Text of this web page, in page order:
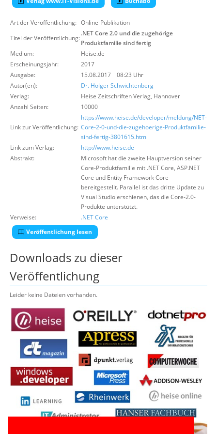
Über uns
Suche
Art der Veröffentlichung: Online-Publikation
Titel der Veröffentlichung:
.NET Core 2.0 und die zugehörige
Produktfamilie sind fertig
Medium:
Heise.de
Erscheinungsjahr:
2017
Ausgabe:
15.08.2017 08:23 Uhr
Autor(en):
Dr. Holger Schwichtenberg
Verlag:
Heise Zeitschriften Verlag, Hannover
Anzahl Seiten:
10000
Link zur Veröffentlichung:
https://www.heise.de/developer/meldung/NET-
Core-2-0-und-die-zugehoerige-Produktfamilie-
sind-fertig-3801615.html
Link zum Verlag:
http://www.heise.de
Abstrakt:
Microsoft hat die zweite Hauptversion seiner
Core-Produktfamilie mit .NET Core, ASP.NET
Core und Entity Framework Core
bereitgestellt. Parallel ist das dritte Update zu
Visual Studio erschienen, das die Core-2.0-
Produkte unterstützt.
Verweise:
.NET Core
Veröffentlichung lesen
Downloads zu dieser
Veröffentlichung
Leider keine Dateien vorhanden.